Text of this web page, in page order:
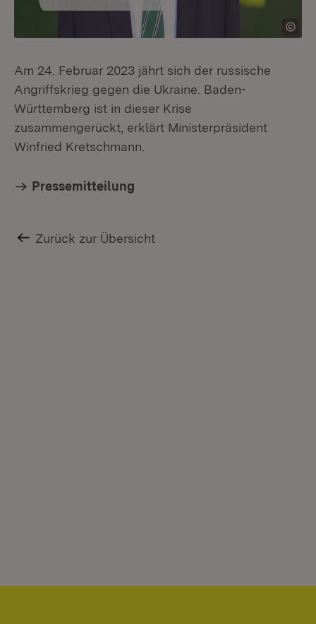
Am 24. Februar 2023 jährt sich der russische
Angriffskrieg gegen die Ukraine. Baden-
Württemberg ist in dieser Krise
zusammengerückt, erklärt Ministerpräsident
Winfried Kretschmann.
Pressemitteilung
Zurück zur Übersicht